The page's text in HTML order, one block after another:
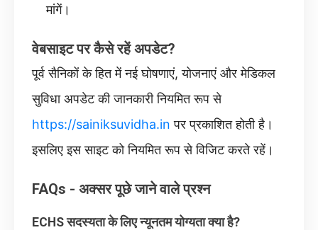
मांगें।
वेबसाइट पर कैसे रहें अपडेट?
पूर्व सैनिकों के हित में नई घोषणाएं, योजनाएं और मेडिकल
सुविधा अपडेट की जानकारी नियमित रूप से
https://sainiksuvidha.in पर प्रकाशित होती है।
इसलिए इस साइट को नियमित रूप से विजिट करते रहें।
FAQs - अक्सर पूछे जाने वाले प्रश्न
ECHS सदस्यता के लिए न्यूनतम योग्यता क्या है?